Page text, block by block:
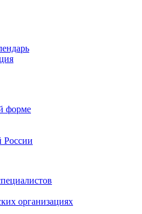
форме
России
организациях